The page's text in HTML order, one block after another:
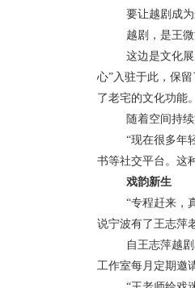
要让越剧成
越剧，是王
这边是文化
心”入驻于此，保
了老宅的文化功能。
随着空间持
“现在很多年
书等社交平台。这
戏韵新生
“专程赶来，
说宁波有了王志萍
自王志萍越
工作室每月定期邀